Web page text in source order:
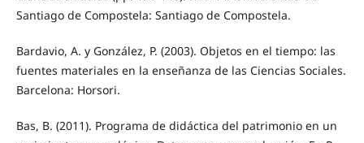
Santiago de Compostela: Santiago de Compostela.
Bardavio, A. y González, P. (2003). Objetos en el tiempo: las
fuentes materiales en la enseñanza de las Ciencias Sociales.
Barcelona: Horsori.
Bas, B. (2011). Programa de didáctica del patrimonio en un